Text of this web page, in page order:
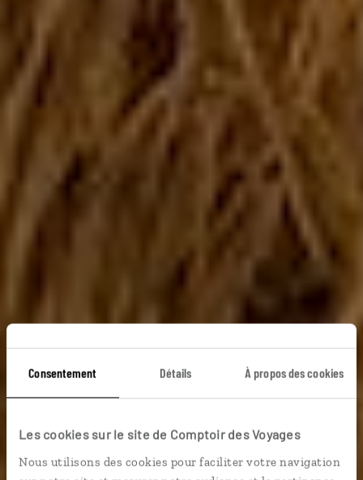
Consentement Détails À propos des cookies
Les cookies sur le site de Comptoir des Voyages
Nous utilisons des cookies pour faciliter votre navigation
Baisers salés du
Cap-Vert
Voyage de noces sur les îles capverdiennes de Sal et